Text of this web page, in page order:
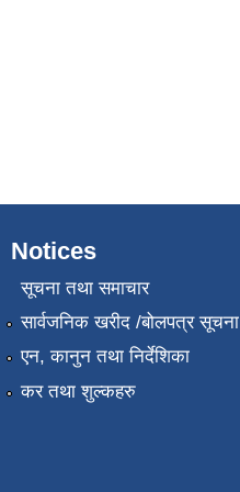
Notices
सूचना तथा समाचार
सार्वजनिक खरीद /बोलपत्र सूचना
एन, कानुन तथा निर्देशिका
कर तथा शुल्कहरु